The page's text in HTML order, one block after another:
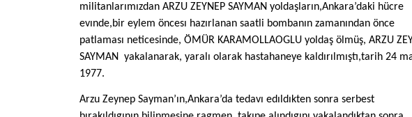
militanlarımızdan ARZU ZEYNEP SAYMAN yoldaşların,Ankara’daki hücre
evınde,bir eylem öncesı hazırlanan saatli bombanın zamanından önce
patlaması neticesinde, ÖMÜR KARAMOLLAOGLU yoldaş ölmüş, ARZU
SAYMAN
yakalanarak, yaralı olarak hastahaneye kaldırılmıştı,tarih 24
1977.
Arzu Zeynep Sayman’ın,Ankara’da tedavı edıldıkten sonra serbest